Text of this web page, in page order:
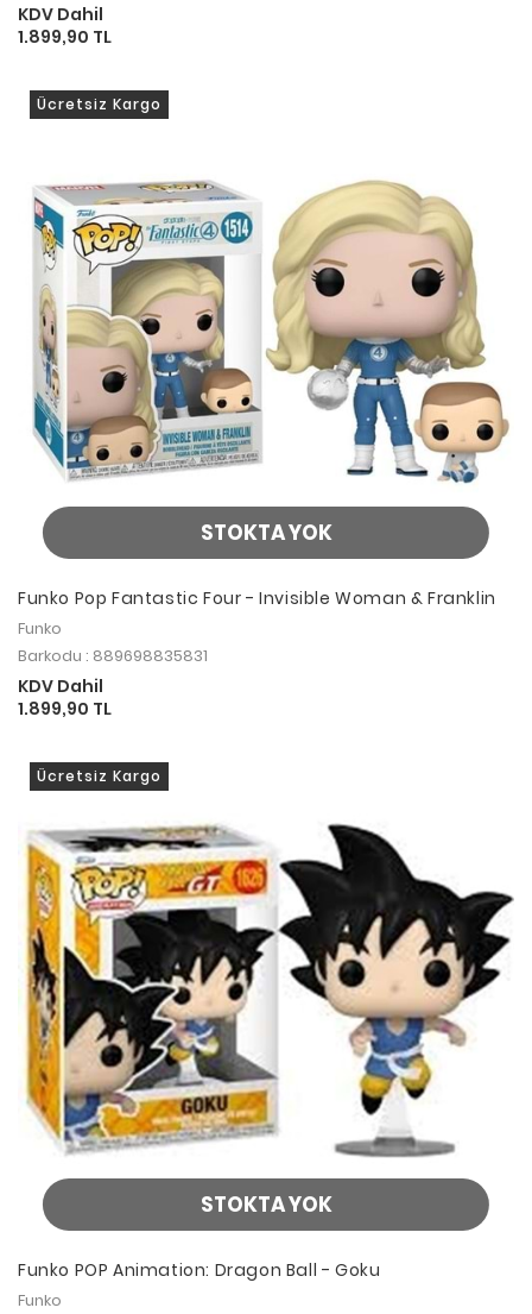
KDV Dahil
1.899,90 TL
STOKTA YOK
Ücretsiz Kargo
Funko Pop Fantastic Four - Invisible Woman & Franklin
Funko
Barkodu : 889698835831
KDV Dahil
1.899,90 TL
STOKTA YOK
Ücretsiz Kargo
Funko POP Animation: Dragon Ball - Goku
Funko